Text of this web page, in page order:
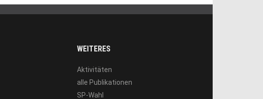
WEITERES
Aktivitäten
alle Publikationen
SP-Wahl